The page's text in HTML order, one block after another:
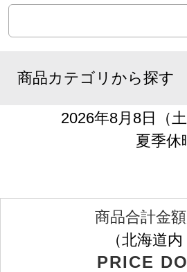
商品カテゴリから探す
2026年8月8日（
夏季休
商品合計金
（北海道
PRICE